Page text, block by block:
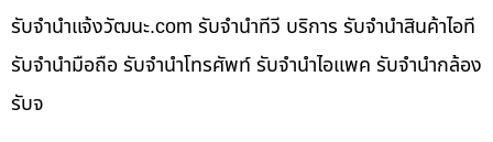
รับจํานําแจ้งวัฒนะ.com รับจำนำทีวี บริการ รับจำนำสินค้าไอที
รับจำนำมือถือ รับจำนำโทรศัพท์ รับจำนำไอแพค รับจำนำกล้อง
รับจ